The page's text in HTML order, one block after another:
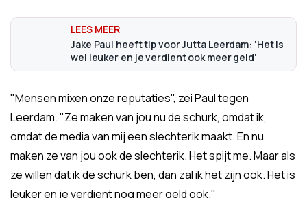
Jake Paul heeft tip voor Jutta Leerdam: 'Het is
wel leuker en je verdient ook meer geld'
"Mensen mixen onze reputaties", zei Paul tegen
Leerdam. "Ze maken van jou nu de schurk, omdat ik,
omdat de media van mij een slechterik maakt. En nu
maken ze van jou ook de slechterik. Het spijt me. Maar als
ze willen dat ik de schurk ben, dan zal ik het zijn ook. Het is
leuker en je verdient nog meer geld ook."